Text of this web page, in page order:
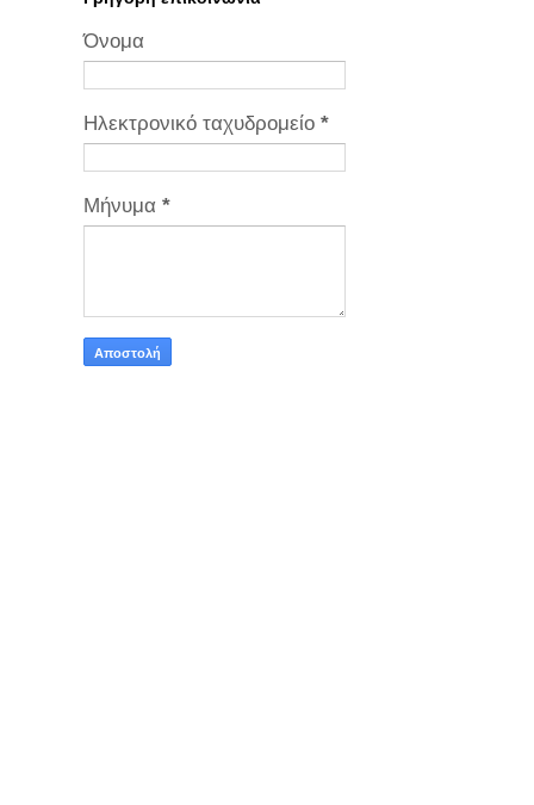
Όνομα
Ηλεκτρονικό ταχυδρομείο *
Μήνυμα *